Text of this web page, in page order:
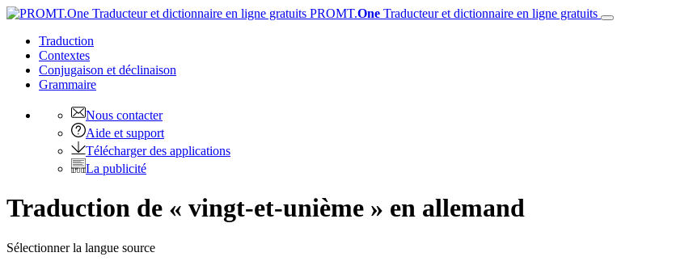
PROMT.One Traducteur et dictionnaire en ligne gratuits
Traduction
Contextes
Conjugaison et déclinaison
Grammaire
Nous contacter
Aide et support
Télécharger des applications
La publicité
Traduction de « vingt-et-unième » en allemand
Sélectionner la langue source